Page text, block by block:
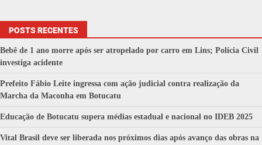
POSTS RECENTES
Bebê de 1 ano morre após ser atropelado por carro em Lins; Polícia Civil
investiga acidente
Prefeito Fábio Leite ingressa com ação judicial contra realização da
Marcha da Maconha em Botucatu
Educação de Botucatu supera médias estadual e nacional no IDEB 2025
Vital Brasil deve ser liberada nos próximos dias após avanço das obras na